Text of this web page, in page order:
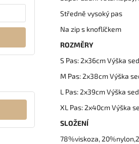
Středně vysoký pas
Na zip s knoflíčkem
ROZMĚRY
S Pas: 2x36cm Výška
M Pas: 2x38cm Výška
L Pas: 2x39cm Výška
XL Pas: 2x40cm Výška
SLOŽENÍ
78%viskoza,